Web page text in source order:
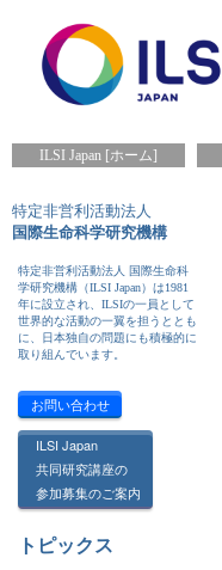
ILSI Japan [ホーム]
特定非営利活動法人
国際生命科学研究機構
特定非営利活動法人 国際生命科
学研究機構（ILSI Japan）は1981
年に設立され、ILSIの一員として
世界的な活動の一翼を担うととも
に、日本独自の問題にも積極的に
取り組んでいます。
お問い合わせ
ILSI Japan
共同研究講座の
参加募集のご案内
トピックス